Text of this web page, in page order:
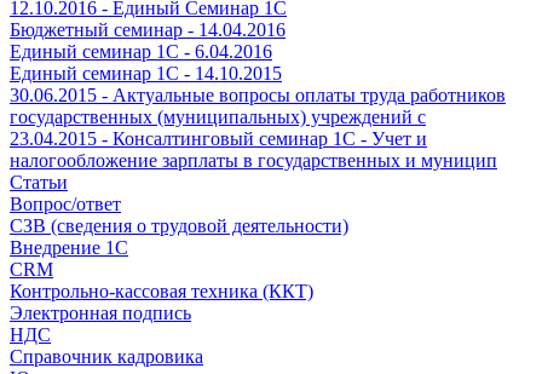
12.10.2016 - Единый Семинар 1С
Бюджетный семинар - 14.04.2016
Единый семинар 1С - 6.04.2016
Единый семинар 1С - 14.10.2015
30.06.2015 - Актуальные вопросы оплаты труда работников
государственных (муниципальных) учреждений с
23.04.2015 - Консалтинговый семинар 1С - Учет и
налогообложение зарплаты в государственных и муницип
Статьи
Вопрос/ответ
СЗВ (сведения о трудовой деятельности)
Внедрение 1С
CRM
Контрольно-кассовая техника (ККТ)
Электронная подпись
НДС
Справочник кадровика